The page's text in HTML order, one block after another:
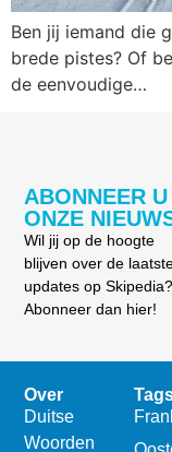
Ben jij iemand die
brede pistes? Of
de eenvoudige…
ABONNEER
ONZE
Wil jij op de hoogte
blijven over de
updates op Skipedia?
Abonneer dan hier!
Over
Duitse
Woorden